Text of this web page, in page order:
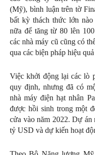
(Mỹ), bình luận trên tờ
bất kỳ thách thức lớn
nữa để tăng từ 80 lên
các nhà máy cũ cũng có
qua các biện pháp hiệu
Việc khởi động lại các lò
quy định, nhưng đã có
nhà máy điện hạt nhân
được hồi sinh trong một
cửa vào năm 2022. Dự
tỷ USD và dự kiến hoạt